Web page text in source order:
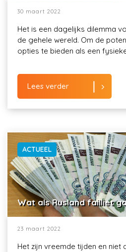
30 maart 2022
Het is een dagelijks dilemma
de gehele wereld. Om de
opties te bieden als een
Lees verder
ACTUEEL
Wat als Rusland failliet
23 maart 2022
Het zijn vreemde tijden en niet